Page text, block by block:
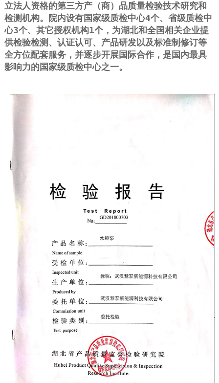
立法人资格的第三方产（商）品质量检验技术研究和
检测机构。院内设有国家级质检中心4个、省级质检中
心3个、其它授权机构1个，为湖北和全国相关企业提
供检验检测、认证认可、产品研发以及标准制修订等
全方位配套服务，并逐步开展国际合作，是国内最具
影响力的国家级质检中心之一。